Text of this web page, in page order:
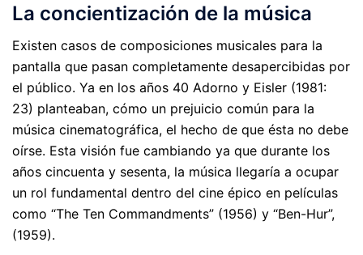
La concientización de la música
Existen casos de composiciones musicales para la
pantalla que pasan completamente desapercibidas por
el público. Ya en los años 40 Adorno y Eisler (1981:
23) planteaban, cómo un prejuicio común para la
música cinematográfica, el hecho de que ésta no debe
oírse. Esta visión fue cambiando ya que durante los
años cincuenta y sesenta, la música llegaría a ocupar
un rol fundamental dentro del cine épico en películas
como “The Ten Commandments” (1956) y “Ben-Hur”,
(1959).